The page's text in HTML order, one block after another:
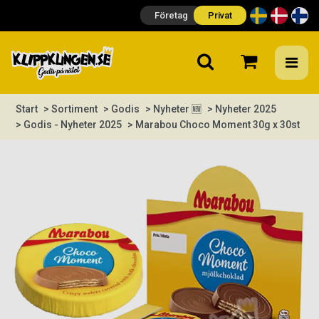
Företag Privat
Start > Sortiment > Godis > Nyheter 🆕
> Nyheter 2025
> Godis - Nyheter 2025 > Marabou Choco Moment 30g x 30st